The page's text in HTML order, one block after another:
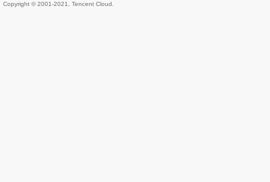
Copyright © 2001-2021, Tencent Cloud.